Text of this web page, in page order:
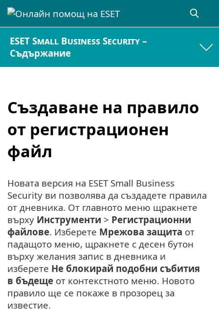
ESET Small Business Security –
Съдържание
Създаване на правило
от регистрационен
файл
Новата версия на ESET Small Business
Security ви позволява да създадете правила
от дневника. От главното меню щракнете
върху Инструменти > Регистрационни
файлове. Изберете Мрежова защита от
падащото меню, щракнете с десен бутон
върху желания запис в дневника и
изберете Не блокирай подобни събития
в бъдеще от контекстното меню. Новото
правило ще се покаже в прозорец за
известие.